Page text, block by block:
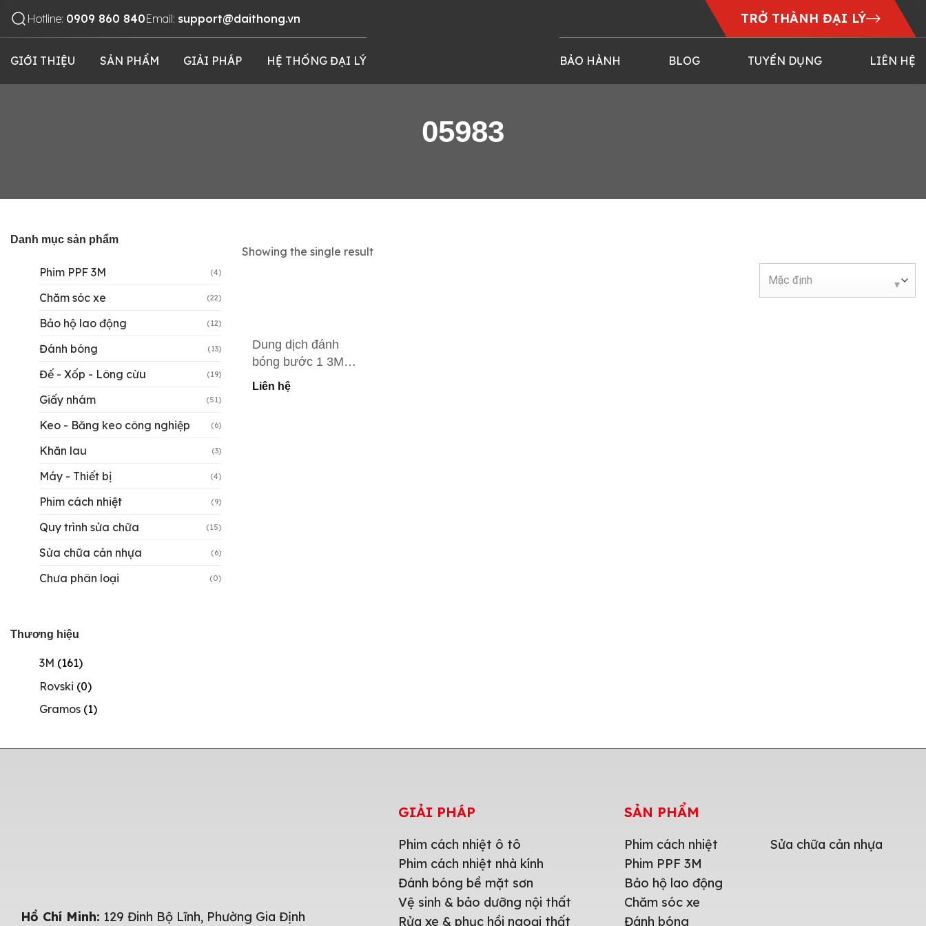
Hotline: 0909 860 840Email: support@daithong.vn TRỞ THÀNH ĐẠI LÝ
GIỚI THIỆU SẢN PHẨM GIẢI PHÁP HỆ THỐNG ĐẠI LÝ BẢO HÀNH BLOG TUYỂN DỤNG LIÊN HỆ
05983
Danh mục sản phẩm
Phim PPF 3M (4)
Chăm sóc xe (22)
Bảo hộ lao động (12)
Đánh bóng (13)
Đế - Xốp - Lông cừu (19)
Giấy nhám (51)
Keo - Băng keo công nghiệp (6)
Khăn lau (3)
Máy - Thiết bị (4)
Phim cách nhiệt (9)
Quy trình sửa chữa (15)
Sửa chữa cản nhựa (6)
Chưa phân loại (0)
Thương hiệu
3M (161)
Rovski (0)
Gramos (1)
Showing the single result
Dung dịch đánh
bóng bước 1 3M™
05983 Paste
Rubbing
Liên hệ
Hồ Chí Minh: 129 Đinh Bộ Lĩnh, Phường Gia Định
GIẢI PHÁP
Phim cách nhiệt ô tô
Phim cách nhiệt nhà kính
Đánh bóng bề mặt sơn
Vệ sinh & bảo dưỡng nội thất
Rửa xe & phục hồi ngoại thất
SẢN PHẨM
Phim cách nhiệt
Phim PPF 3M
Bảo hộ lao động
Chăm sóc xe
Đánh bóng
Sửa chữa cản nhựa